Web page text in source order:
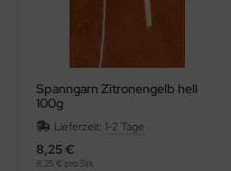
Spanngarn Zitronengelb hell
100g
Lieferzeit:1-2 Tage
8,25 €
8,25 € pro Stk